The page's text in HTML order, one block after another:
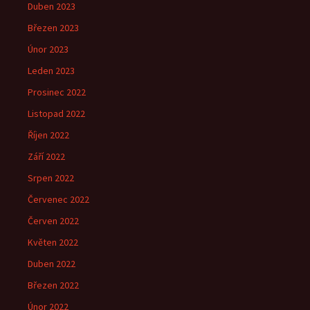
Duben 2023
Březen 2023
Únor 2023
Leden 2023
Prosinec 2022
Listopad 2022
Říjen 2022
Září 2022
Srpen 2022
Červenec 2022
Červen 2022
Květen 2022
Duben 2022
Březen 2022
Únor 2022